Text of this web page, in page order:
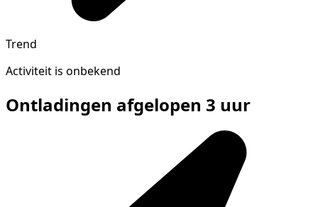
Trend
Activiteit is onbekend
Ontladingen afgelopen 3 uur